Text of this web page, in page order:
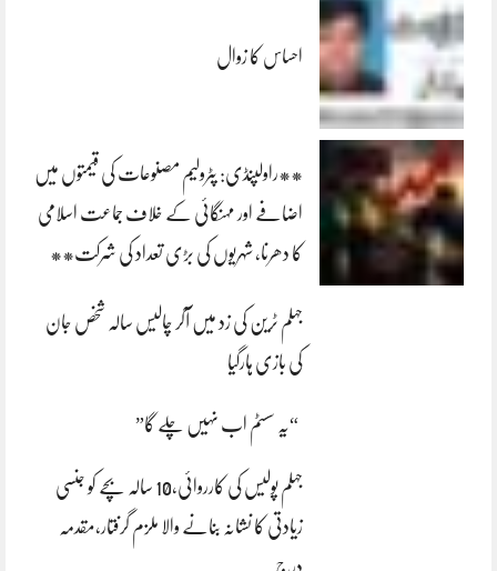
احساس کا زوال
**راولپنڈی: پٹرولیم مصنوعات کی قیمتوں میں
اضافے اور مہنگائی کے خلاف جماعت اسلامی
کا دھرنا، شہریوں کی بڑی تعداد کی شرکت**
جہلم ٹرین کی زد میں آکر چالیس سالہ شخص جان
کی بازی ہارگیا
“یہ سسٹم اب نہیں چلے گا”
جہلم پولیس کی کارروائی،10 سالہ بچے کو جنسی
زیادتی کا نشانہ بنانے والا ملزم گرفتار،مقدمہ
درج